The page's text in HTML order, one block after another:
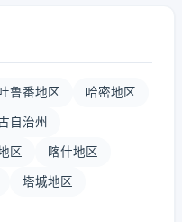
鲁番地区 哈密地区
自治州
区 喀什地区
塔城地区